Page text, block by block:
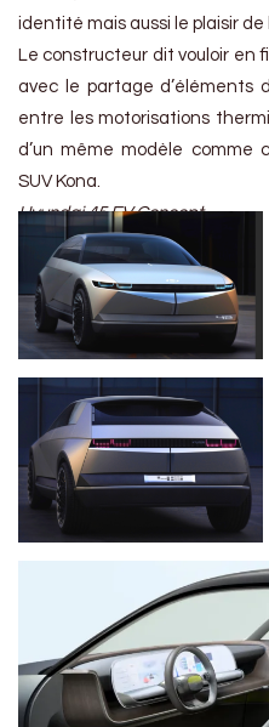
identité mais aussi le plaisir
Le constructeur dit vouloir en
avec le partage d’éléments
entre les motorisations
d’un même modèle comme
SUV Kona.
Hyundai 45 EV Concept